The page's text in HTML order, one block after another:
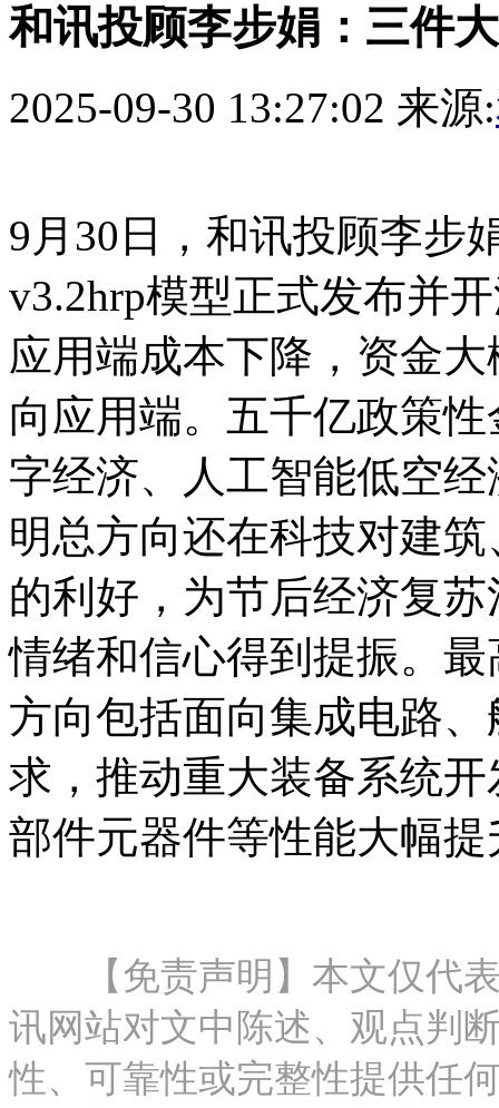
和讯投顾李步娟：三件
2025-09-30 13:27:02 来源:
9月30日，和讯投顾李步
v3.2hrp模型正式发布并
应用端成本下降，资金
向应用端。五千亿政策
字经济、人工智能低空
明总方向还在科技对建
的利好，为节后经济复
情绪和信心得到提振。
方向包括面向集成电路
求，推动重大装备系统
部件元器件等性能大幅
【免责声明】本文仅代表
讯网站对文中陈述、观点判
性、可靠性或完整性提供任